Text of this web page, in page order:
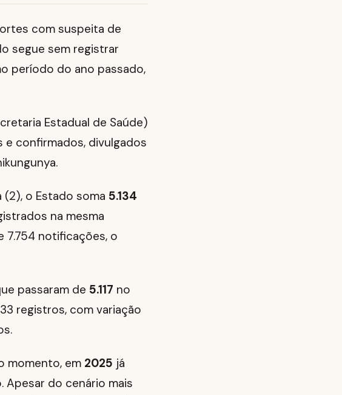
com suspeita de
segue sem registrar
período do ano passado,
Estadual de Saúde)
e confirmados, divulgados
o Estado soma 5.134
na mesma
7.754 notificações, o
passaram de 5.117 no
registros, com variação
momento, em 2025 já
. Apesar do cenário mais